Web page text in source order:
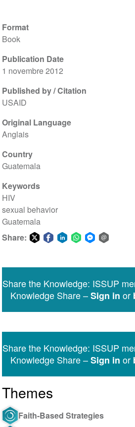
Format
Book
Publication Date
1 novembre 2012
Published by / Citation
USAID
Original Language
Anglais
Country
Guatemala
Keywords
HIV
sexual behavior
Guatemala
Share:
Messenger
Share the Knowledge: ISSUP
Knowledge Share –Sign in or
Share the Knowledge: ISSUP
Knowledge Share –Sign in or
Themes
Faith-Based Strategies